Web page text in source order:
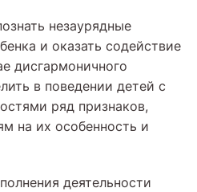
незаурядные
и оказать содействие
дисгармоничного
в поведении детей с
ряд признаков,
на их особенность и
деятельности